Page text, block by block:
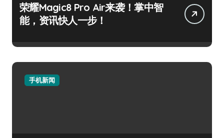
荣耀Magic8 Pro Air来袭！掌中智
能，资讯快人一步！
手机新闻